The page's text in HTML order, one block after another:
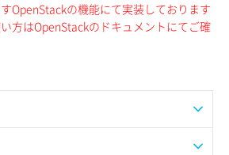
OpenStackの機能にて実装しております
方はOpenStackのドキュメントにてご確